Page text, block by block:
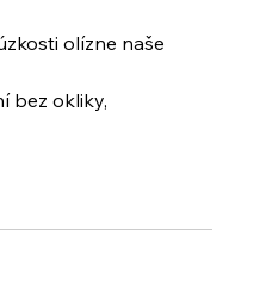
olízne naše
bez okliky,